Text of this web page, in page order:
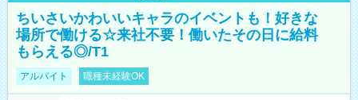
ちいさいかわいいキャラのイベントも！好きな
場所で働ける☆来社不要！働いたその日に給料
もらえる◎/T1
アルバイト 職種未経験OK